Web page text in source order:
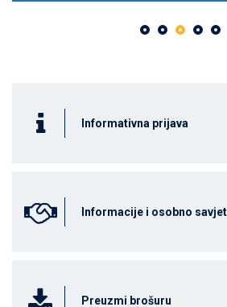
Informativna prijava
Informacije i osobno
Preuzmi brošuru